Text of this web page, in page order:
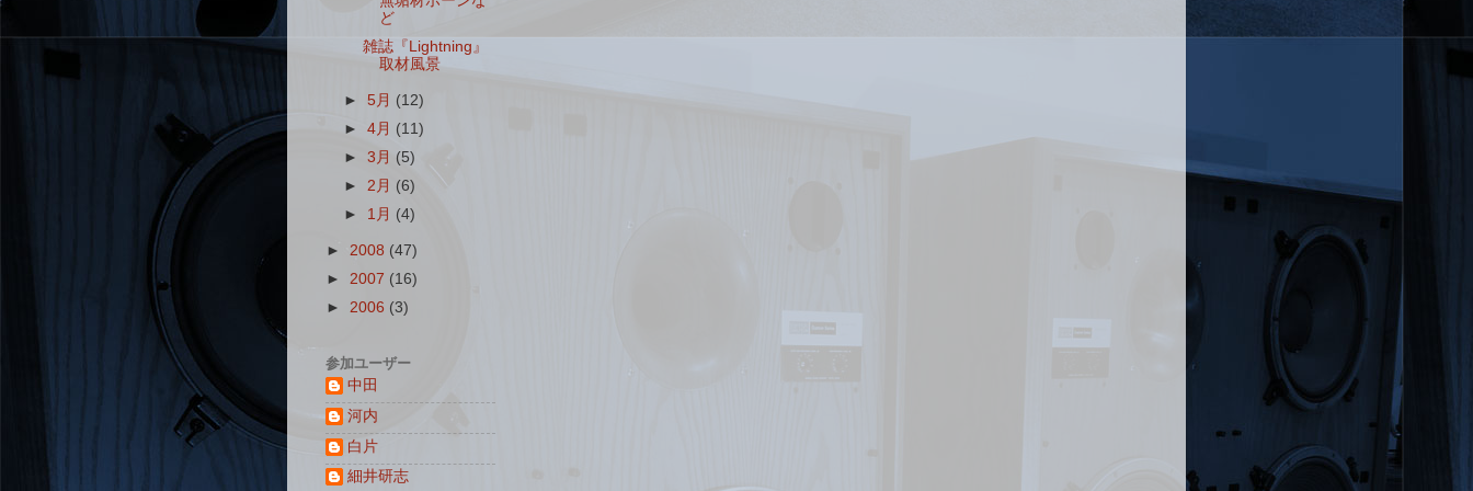
ど
雑誌『Lightning』
取材風景
► 5月 (12)
►4月 (11)
►3月(5)
►2月 (6)
► 1月 (4)
► 2008 (47)
► 2007 (16)
► 2006 (3)
参加ユーザー
中田
河内
白片
細井研志